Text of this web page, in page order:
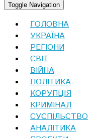
Toggle Navigation
ГОЛОВНА
УКРАЇНА
РЕГІОНИ
СВІТ
ВІЙНА
ПОЛІТИКА
КОРУПЦІЯ
КРИМІНАЛ
СУСПІЛЬСТВО
АНАЛІТИКА